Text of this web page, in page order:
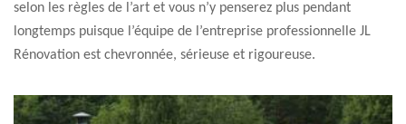
selon les règles de l’art et vous n’y penserez plus pendant
longtemps puisque l’équipe de l’entreprise professionnelle JL
Rénovation est chevronnée, sérieuse et rigoureuse.